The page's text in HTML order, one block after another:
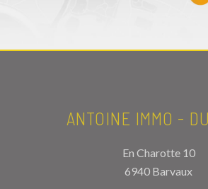
ANTOINE IMMO -
En Charotte 10
6940 Barvaux